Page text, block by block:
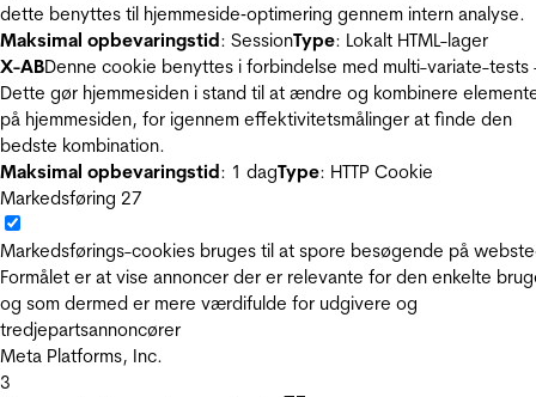
dette benyttes til hjemmeside‐optimering gennem intern analyse.
Maksimal opbevaringstid: SessionType: Lokalt HTML-lager
X-ABDenne cookie benyttes i forbindelse med multi-variate-tests
Dette gør hjemmesiden i stand til at ændre og kombinere
på hjemmesiden, for igennem effektivitetsmålinger at finde den
bedste kombination.
Maksimal opbevaringstid: 1 dagType: HTTP Cookie
Markedsføring 27
Markedsførings-cookies bruges til at spore besøgende på
Formålet er at vise annoncer der er relevante for den enkelte
og som dermed er mere værdifulde for udgivere og
tredjepartsannoncører
Meta Platforms, Inc.
3